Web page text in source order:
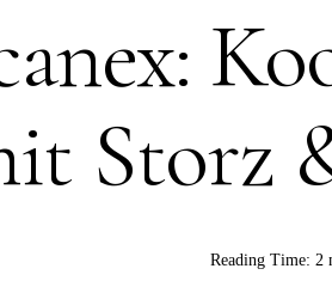
Storz
Reading Time: 2